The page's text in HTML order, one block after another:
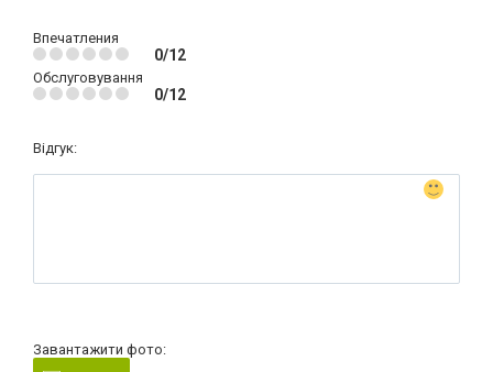
Впечатления
0/12
Обслуговування
0/12
Відгук:
Завантажити фото: